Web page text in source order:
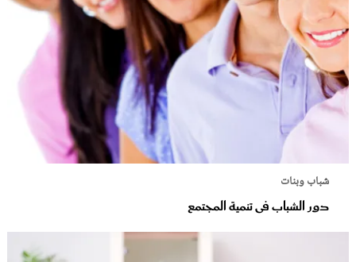
شباب وبنات
دور الشباب فى تنمية المجتمع